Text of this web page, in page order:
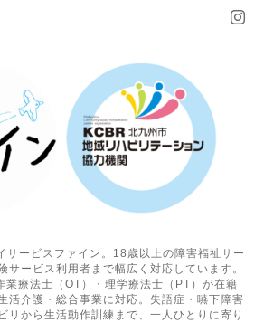
サービスファイン。18歳以上の障害福祉サー
サービス利用者まで幅広く対応しています。
業療法士（OT）・理学療法士（PT）が在籍
活介護・総合事業に対応。失語症・嚥下障害
リから生活動作訓練まで、一人ひとりに寄り